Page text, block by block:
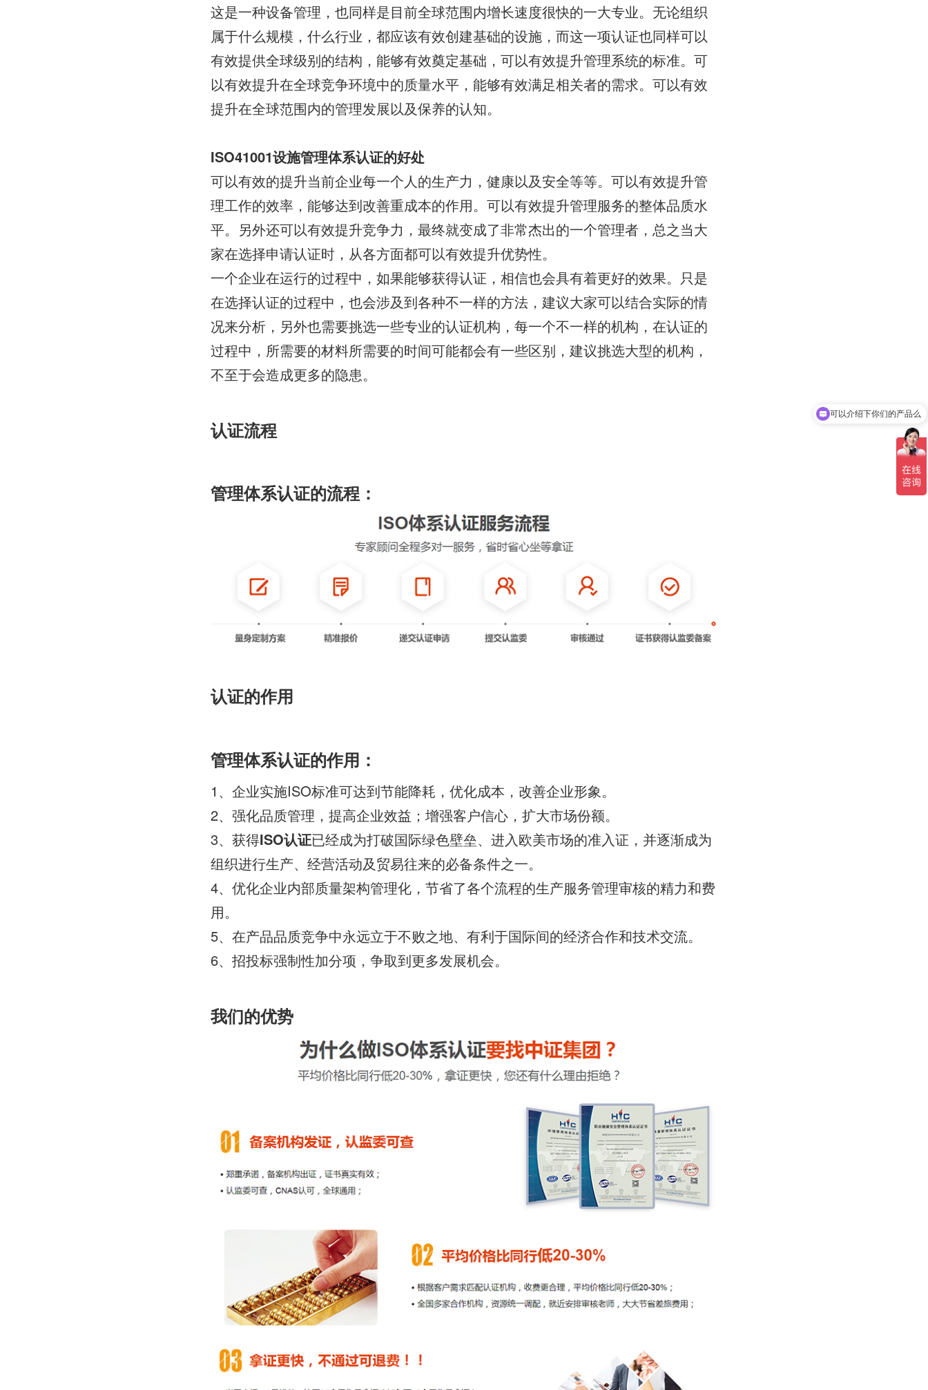
这是一种设备管理，也同样是目前全球范围内增长速度很快的一大专业。无论组织
属于什么规模，什么行业，都应该有效创建基础的设施，而这一项认证也同样可以
有效提供全球级别的结构，能够有效奠定基础，可以有效提升管理系统的标准。可
以有效提升在全球竞争环境中的质量水平，能够有效满足相关者的需求。可以有效
提升在全球范围内的管理发展以及保养的认知。
ISO41001设施管理体系认证的好处
可以有效的提升当前企业每一个人的生产力，健康以及安全等等。可以有效提升管
理工作的效率，能够达到改善重成本的作用。可以有效提升管理服务的整体品质水
平。另外还可以有效提升竞争力，最终就变成了非常杰出的一个管理者，总之当大
家在选择申请认证时，从各方面都可以有效提升优势性。
一个企业在运行的过程中，如果能够获得认证，相信也会具有着更好的效果。只是
在选择认证的过程中，也会涉及到各种不一样的方法，建议大家可以结合实际的情
况来分析，另外也需要挑选一些专业的认证机构，每一个不一样的机构，在认证的
过程中，所需要的材料所需要的时间可能都会有一些区别，建议挑选大型的机构，
不至于会造成更多的隐患。
认证流程
管理体系认证的流程：
认证的作用
管理体系认证的作用：
1、企业实施ISO标准可达到节能降耗，优化成本，改善企业形象。
2、强化品质管理，提高企业效益；增强客户信心，扩大市场份额。
3、获得ISO认证已经成为打破国际绿色壁垒、进入欧美市场的准入证，并逐渐成为
组织进行生产、经营活动及贸易往来的必备条件之一。
4、优化企业内部质量架构管理化，节省了各个流程的生产服务管理审核的精力和费
用。
5、在产品品质竞争中永远立于不败之地、有利于国际间的经济合作和技术交流。
6、招投标强制性加分项，争取到更多发展机会。
我们的优势
可以介绍下你们的产品么